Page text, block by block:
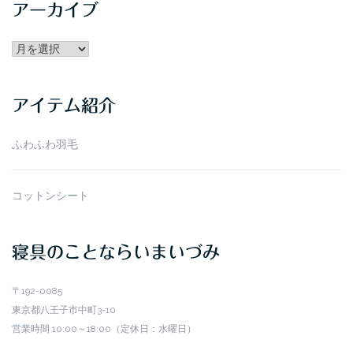
アーカイブ
アー
ブ
アイテム紹介
ふわふわ羽毛
コットンシート
寝具のことならいまいづみ
〒192-0085
東京都八王子市中町3-10
営業時間 10:00～18:00（定休日：水曜日）